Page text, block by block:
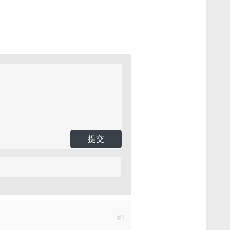
提交
#1